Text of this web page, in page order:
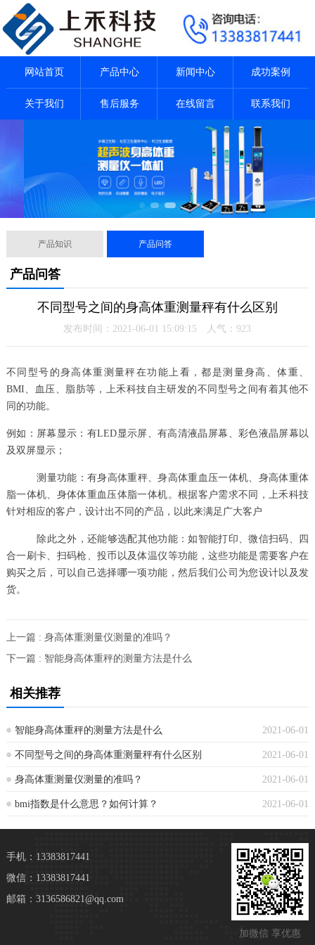
网站首页 产品中心 新闻中心 成功案例
关于我们 售后服务 在线留言 联系我们
产品知识 产品问答
产品问答
不同型号之间的身高体重测量秤有什么区别
发布时间：2021-06-01 15:09:15 人气：923
不同型号的身高体重测量秤在功能上看，都是测量身高、体重、
BMI、血压、脂肪等，上禾科技自主研发的不同型号之间有着其他不
同的功能。
例如：屏幕显示：有LED显示屏、有高清液晶屏幕、彩色液晶屏幕以
及双屏显示；
测量功能：有身高体重秤、身高体重血压一体机、身高体重体
脂一体机、身体体重血压体脂一体机。根据客户需求不同，上禾科技
针对相应的客户，设计出不同的产品，以此来满足广大客户
除此之外，还能够选配其他功能：如智能打印、微信扫码、四
合一刷卡、扫码枪、投币以及体温仪等功能，这些功能是需要客户在
购买之后，可以自己选择哪一项功能，然后我们公司为您设计以及发
货。
上一篇 : 身高体重测量仪测量的准吗？
下一篇 : 智能身高体重秤的测量方法是什么
相关推荐
2021-06-01
智能身高体重秤的测量方法是什么
2021-06-01
不同型号之间的身高体重测量秤有什么区别
2021-06-01
身高体重测量仪测量的准吗？
2021-06-01
bmi指数是什么意思？如何计算？
加微信 享优惠
手机：13383817441
微信：13383817441
邮箱：3136586821@qq.com